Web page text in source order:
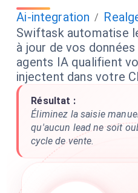
Ai-integration /
Swiftask automatise
à jour de vos
agents IA qualifient
injectent dans votre
Résultat :
Éliminez la saisie
qu'aucun lead ne soit
cycle de vente.